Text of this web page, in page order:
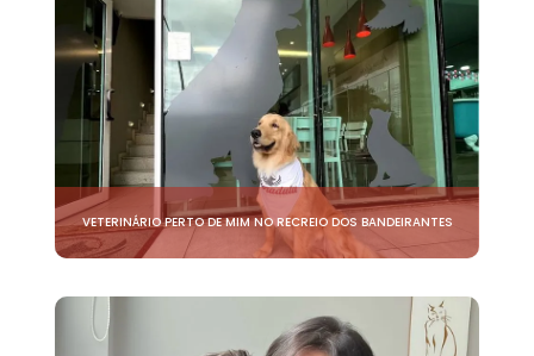
VETERINÁRIO PERTO DE MIM NO RECREIO DOS BANDEIRANTES